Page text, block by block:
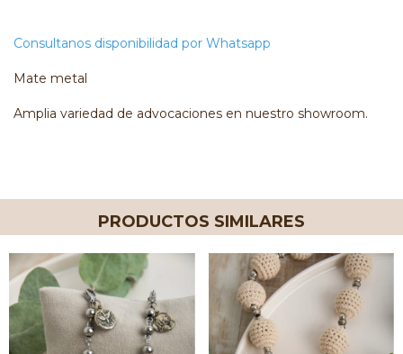
Consultanos disponibilidad por Whatsapp
Mate metal
Amplia variedad de advocaciones en nuestro showroom.
PRODUCTOS SIMILARES